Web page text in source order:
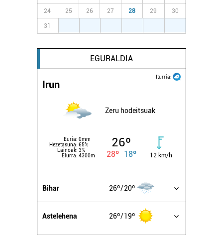
24 25 26 27 28 29 30
31
EGURALDIA
Iturria:
Irun
Zeru hodeitsuak
Euria: 0mm
Hezetasuna: 65%
Lainoak: 3%
Elurra: 4300m
26º
28º 18º 12 km/h
Bihar 26º 20º
Astelehena 26º 19º